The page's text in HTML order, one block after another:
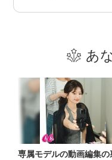
あ
専属モデルの動画編集の